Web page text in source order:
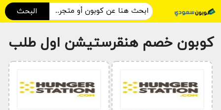
البحث
كوبون خصم هنقرستيشن اول طلب